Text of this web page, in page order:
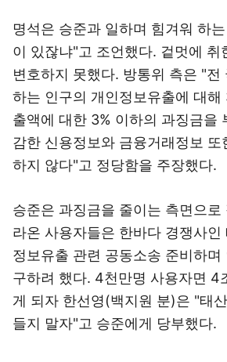
명석은 승준과 일하며 힘겨워 하
이 있잖냐"고 조언했다. 겉멋에 취
변호하지 못했다. 방통위 측은 "전
하는 인구의 개인정보유출에 대해
출액에 대한 3% 이하의 과징금을
감한 신용정보와 금융거래정보 또
하지 않다"고 정당함을 주장했다.
승준은 과징금을 줄이는 측면으로
라온 사용자들은 한바다 경쟁사인
정보유출 관련 공동소송 준비하며
구하려 했다. 4천만명 사용자면 4
게 되자 한선영(백지원 분)은 "태
들지 말자"고 승준에게 당부했다.